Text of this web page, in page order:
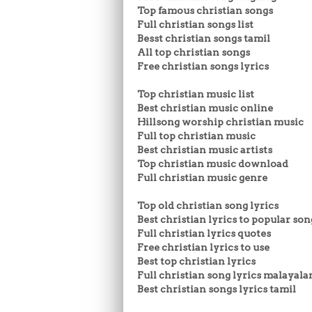
Top famous christian songs
Full christian songs list
Besst christian songs tamil
All top christian songs
Free christian songs lyrics
Top christian music list
Best christian music online
Hillsong worship christian music
Full top christian music
Best christian music artists
Top christian music download
Full christian music genre
Top old christian song lyrics
Best christian lyrics to popular
Full christian lyrics quotes
Free christian lyrics to use
Best top christian lyrics
Full christian song lyrics
Best christian songs lyrics tamil